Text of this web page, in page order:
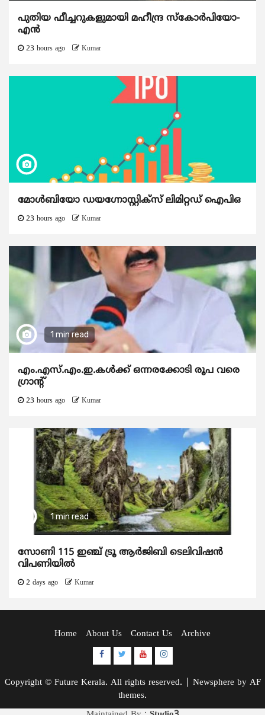
പുതിയ ഫീച്ചറുകളുമായി മഹീന്ദ്ര സ്കോർപിയോ-
എൻ
23 hours ago Kumar
മോൾബിയോ ഡയഗ്നോസ്റ്റിക്സ് ലിമിറ്റഡ് ഐപിഒ
23 hours ago Kumar
1 min read
എം.എസ്.എം.ഇ.കൾക്ക് ഒന്നരക്കോടി രൂപ വരെ
ഗ്രാന്റ്
23 hours ago Kumar
1 min read
സോണി 115 ഇഞ്ച് ട്രൂ ആർജിബി ടെലിവിഷൻ
വിപണിയിൽ
2 days ago Kumar
Home About Us Contact Us Archive
Facebook
TwitterYoutubeInstagram
Copyright © Future Kerala. All rights reserved. Newsphere by AF
themes.